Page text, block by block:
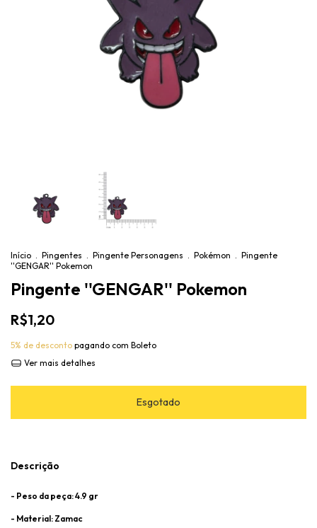
Início . Pingentes . Pingente Personagens . Pokémon . Pingente
''GENGAR'' Pokemon
Pingente ''GENGAR'' Pokemon
R$1,20
5% de desconto pagando com Boleto
Ver mais detalhes
Descrição
- Peso da peça: 4.9 gr
- Material: Zamac